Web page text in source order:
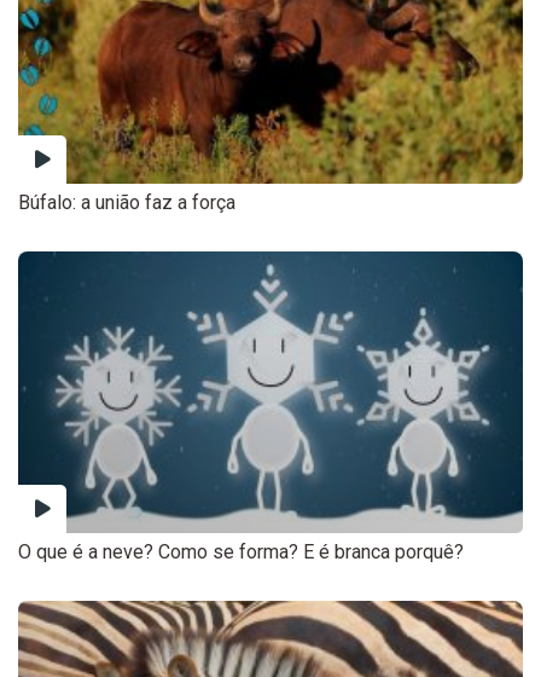
Búfalo: a união faz a força
O que é a neve? Como se forma? E é branca porquê?